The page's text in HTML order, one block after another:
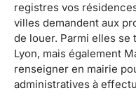
registres vos
villes demandent aux
de louer. Parmi elles
Lyon, mais également
renseigner en mairie
administratives à